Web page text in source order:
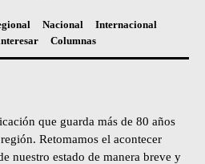
Nacional
Internacional
Columnas
que guarda más de 80 años
Retomamos el acontecer
nuestro estado de manera breve y